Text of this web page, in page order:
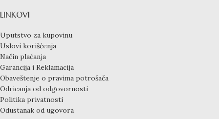
LINKOVI
Uputstvo za kupovinu
Uslovi korišćenja
Način plaćanja
Garancija i Reklamacija
Obaveštenje o pravima potrošača
Odricanja od odgovornosti
Politika privatnosti
Odustanak od ugovora